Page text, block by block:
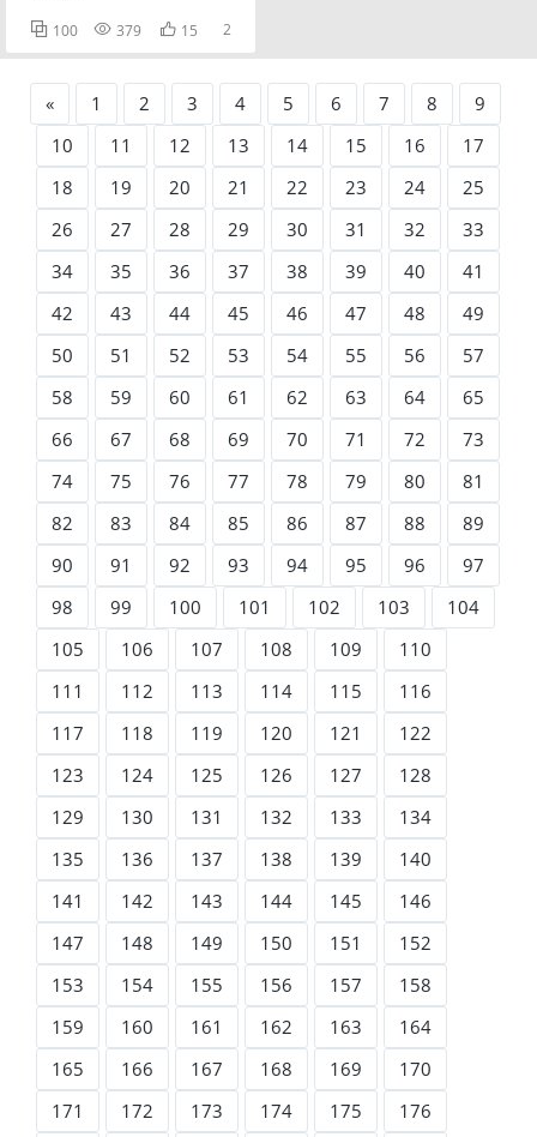
 100  379  15 2
« 1 2 3 4 5 6 7 8
9
10
11 12 13 14 15 16
17
18
19 20 21 22 23 24
25
26
27 28 29 30 31 32
33
34
35 36 37 38 39 40
41
42
43 44 45 46 47 48
49
50
51 52 53 54 55 56
57
58
59 60 61 62 63 64
65
66
67 68 69 70 71 72
73
74
75 76 77 78 79 80
81
82
83 84 85 86 87 88
89
90
91 92 93 94 95 96
97
98
99 100 101 102 103
104
105
106 107 108 109
110
111
112 113 114 115
116
117
118 119 120 121
122
123
124 125 126 127
128
129
130 131 132 133
134
135
136 137 138 139
140
141
142 143 144 145
146
147
148 149 150 151
152
153
154 155 156 157
158
159
160 161 162 163
164
165
166 167 168 169
170
171
172 173 174 175
176